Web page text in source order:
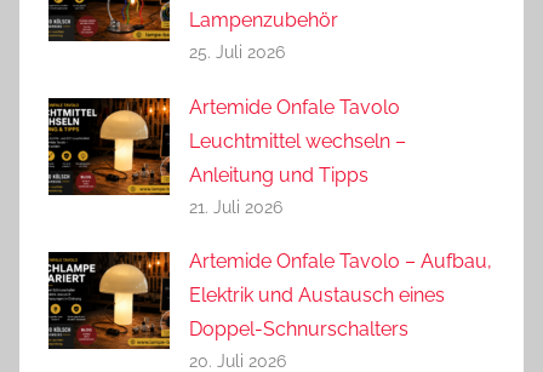
Lampenzubehör
25. Juli 2026
Artemide Onfale Tavolo
Leuchtmittel wechseln –
Anleitung und Tipps
21. Juli 2026
Artemide Onfale Tavolo – Aufbau,
Elektrik und Austausch eines
Doppel-Schnurschalters
20. Juli 2026